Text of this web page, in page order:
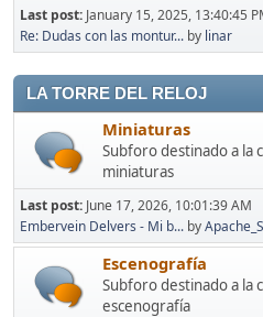
Last post: January 15, 2025, 13:40:45
Re: Dudas con las montur... by linar
LA TORRE DEL RELOJ
Miniaturas
Subforo destinado a la
miniaturas
Last post: June 17, 2026, 10:01:39 AM
Embervein Delvers - Mi b... by
Escenografía
Subforo destinado a la
escenografía